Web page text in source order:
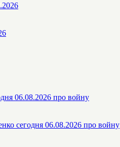
06.08.2026 про войну
сегодня 06.08.2026 про войну